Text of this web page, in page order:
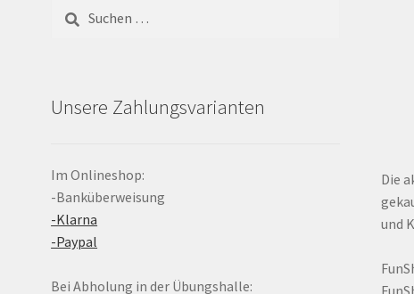
nach:
Unsere Zahlungsvarianten
Im Onlineshop:
-Banküberweisung
-Klarna
-Paypal
Bei Abholung in der Übungshalle:
Die
und